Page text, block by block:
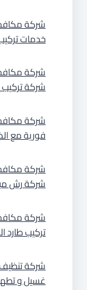
خدمات
شركة تركيب
فورية مع
شركة رش
تركيب طارد
غسيل و